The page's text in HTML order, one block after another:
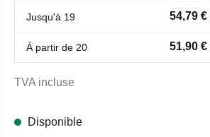
Jusqu'à 19 54,79 €
À partir de 20 51,90 €
TVA incluse
Disponible